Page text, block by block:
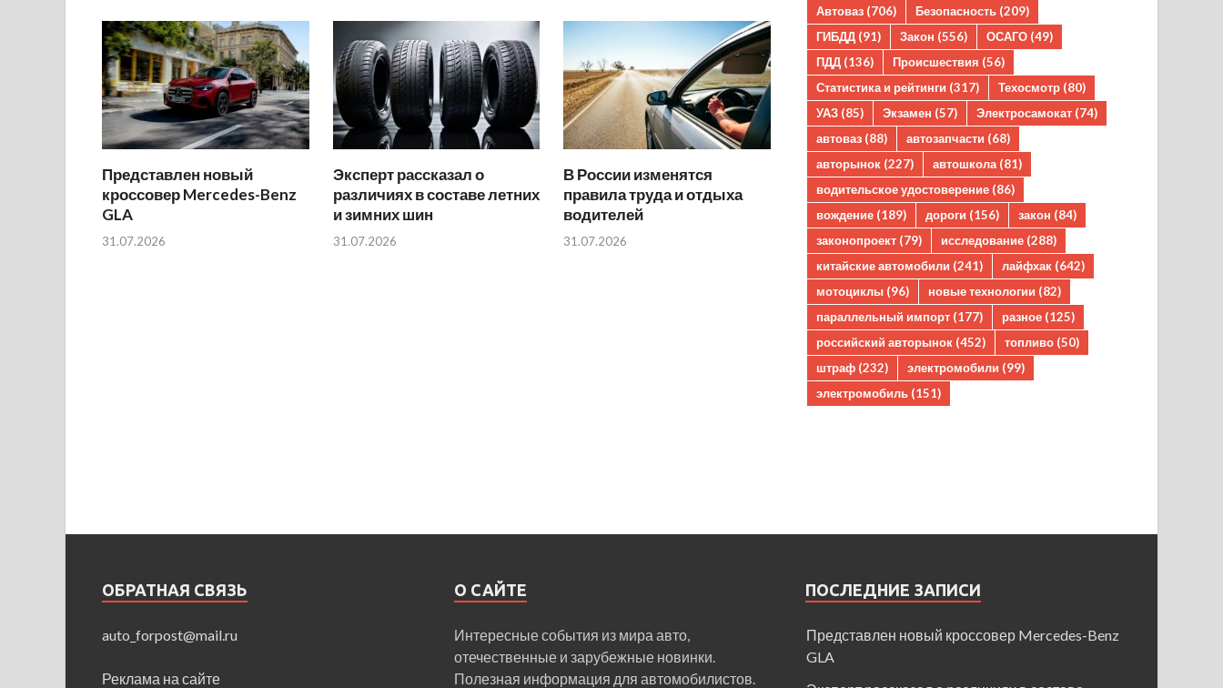
Представлен новый
кроссовер Mercedes-Benz
GLA
31.07.2026
Эксперт рассказал о
различиях в составе летних
и зимних шин
31.07.2026
В России изменятся
правила труда и отдыха
водителей
31.07.2026
Автоваз (706) Безопасность (209)
ГИБДД (91) Закон (556) ОСАГО (49)
ПДД (136) Происшествия (56)
Статистика и рейтинги (317) Техосмотр (80)
УАЗ (85) Экзамен (57) Электросамокат (74)
автоваз (88) автозапчасти (68)
авторынок (227) автошкола (81)
водительское удостоверение (86)
вождение (189) дороги (156) закон (84)
законопроект (79) исследование (288)
китайские автомобили (241) лайфхак (642)
мотоциклы (96) новые технологии (82)
параллельный импорт (177) разное (125)
российский авторынок (452) топливо (50)
штраф (232) электромобили (99)
электромобиль (151)
ОБРАТНАЯ СВЯЗЬ
auto_forpost@mail.ru
Реклама на сайте
О САЙТЕ
Интересные события из мира авто,
отечественные и зарубежные новинки.
Полезная информация для автомобилистов.
ПОСЛЕДНИЕ ЗАПИСИ
Представлен новый кроссовер Mercedes-Benz
GLA